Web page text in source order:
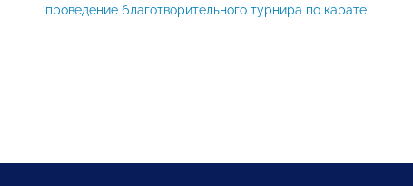
проведение благотворительного турнира по карате